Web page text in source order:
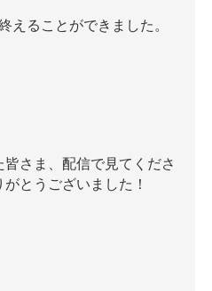
えることができました。
さま、配信で見てくださ
とうございました！